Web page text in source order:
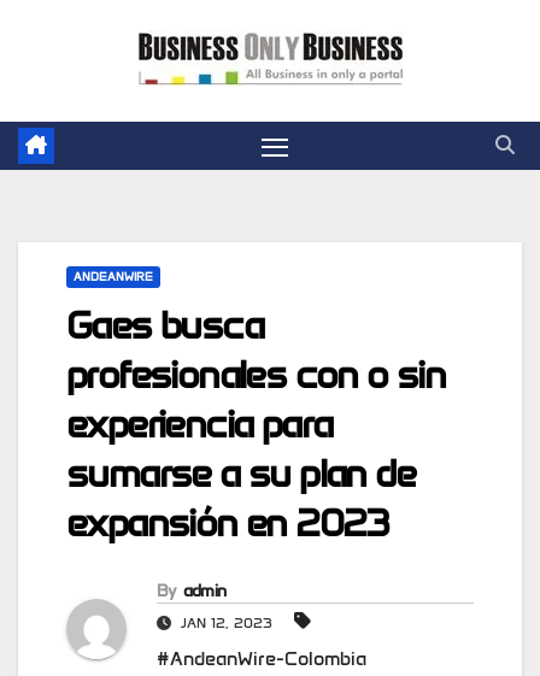
ANDEANWIRE
Gaes busca
profesionales con o sin
experiencia para
sumarse a su plan de
expansión en 2023
By admin
JAN 12, 2023
#AndeanWire-Colombia